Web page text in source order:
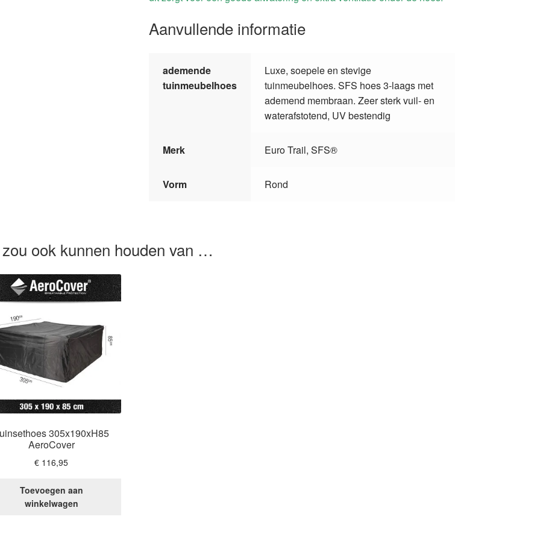
Aanvullende informatie
ademende
tuinmeubelhoes
Luxe, soepele en stevige
tuinmeubelhoes. SFS hoes 3-laags met
ademend membraan. Zeer sterk vuil- en
waterafstotend, UV bestendig
Merk Euro Trail, SFS®
Vorm Rond
ook kunnen houden van …
305x190xH85
AeroCover
€ 116,95
Toevoegen aan
winkelwagen